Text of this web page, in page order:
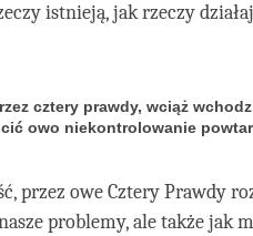
istnieją, jak rzeczy
cztery prawdy, wciąż
owo niekontrolowanie
przez owe Cztery Prawdy
problemy, ale także jak